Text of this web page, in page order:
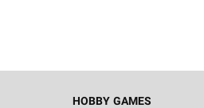
HOBBY GAMES